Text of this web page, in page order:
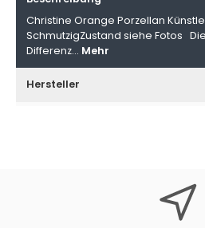
Christine Orange Porzellan
SchmutzigZustand siehe Fotos
Differenz… Mehr
Hersteller